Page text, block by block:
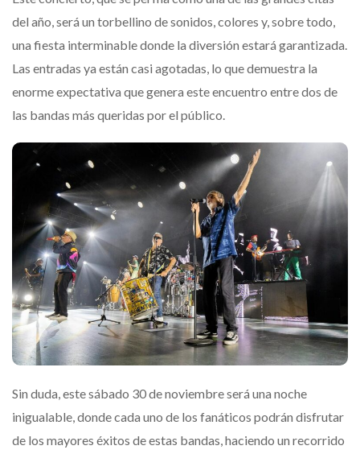
del año, será un torbellino de sonidos, colores y, sobre todo,
una fiesta interminable donde la diversión estará garantizada.
Las entradas ya están casi agotadas, lo que demuestra la
enorme expectativa que genera este encuentro entre dos de
las bandas más queridas por el público.
Sin duda, este sábado 30 de noviembre será una noche
inigualable, donde cada uno de los fanáticos podrán disfrutar
de los mayores éxitos de estas bandas, haciendo un recorrido